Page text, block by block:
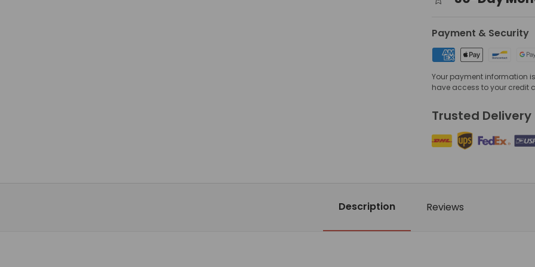
Payment & Security
Your payment information
have access to your credit
Trusted Delivery
Description Reviews